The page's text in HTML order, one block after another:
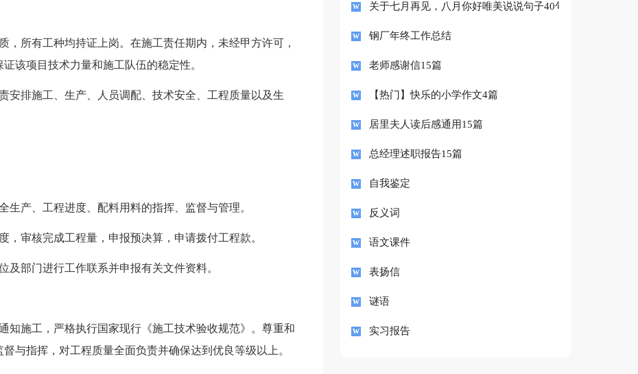
，所有工种均持证上岗。在施工责任期内，未经甲方许可，
该项目技术力量和施工队伍的稳定性。
安排施工、生产、人员调配、技术安全、工程质量以及生
生产、工程进度、配料用料的指挥、监督与管理。
，审核完成工程量，申报预决算，申请拨付工程款。
及部门进行工作联系并申报有关文件资料。
知施工，严格执行国家现行《施工技术验收规范》。尊重和
与指挥，对工程质量全面负责并确保达到优良等级以上。
关于七月再见，八月你好唯美说说句子40句精选
钢厂年终工作总结
老师感谢信15篇
【热门】快乐的小学作文4篇
居里夫人读后感通用15篇
总经理述职报告15篇
自我鉴定
反义词
语文课件
表扬信
谜语
实习报告